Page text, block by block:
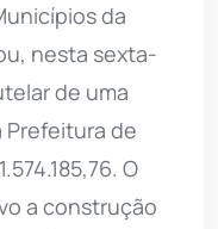
da
nesta sexta-
de uma
de
O
a construção